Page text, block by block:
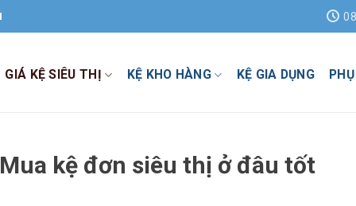
GIÁ KỆ SIÊU THỊ KỆ KHO HÀNG KỆ GIA DỤNG
kệ đơn siêu thị ở đâu tốt